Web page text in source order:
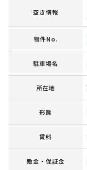
空き情報
物件No.
駐車場名
所在地
形態
賃料
敷金・保証金